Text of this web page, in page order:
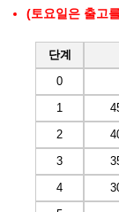
(토요일은 출고
단계
0
1
2
3
4